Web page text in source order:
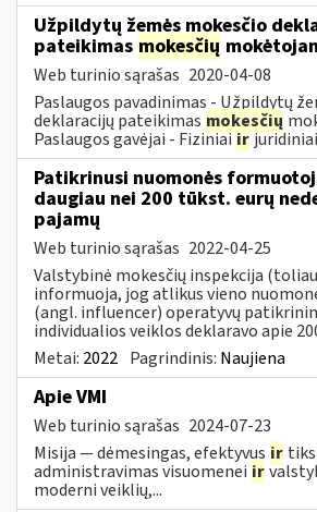
Užpildytų žemės mokesčio
pateikimas mokesčių
Web turinio sąrašas 2020-04-08
Paslaugos pavadinimas - Užpildytų
deklaracijų pateikimas mokesčių
Paslaugos gavėjai - Fiziniaiirjuridiniai
Patikrinusi nuomonės
daugiau nei 200 tūkst. eurų
pajamų
Web turinio sąrašas 2022-04-25
Valstybinė mokesčių inspekcija (toliau
informuoja, jog atlikus vieno
(angl. influencer) operatyvų
individualios veiklos deklaravo apie
Metai: 2022 Pagrindinis: Naujiena
Apie VMI
Web turinio sąrašas 2024-07-23
Misija — dėmesingas, efektyvus ir
administravimas visuomenei ir
moderni veiklių,...